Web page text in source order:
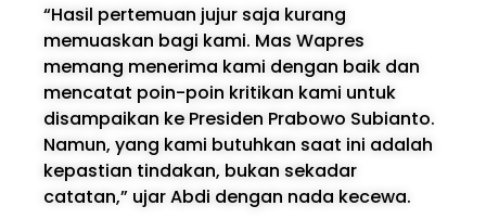
“Hasil pertemuan jujur saja kurang
memuaskan bagi kami. Mas Wapres
memang menerima kami dengan baik dan
mencatat poin-poin kritikan kami untuk
disampaikan ke Presiden Prabowo Subianto.
Namun, yang kami butuhkan saat ini adalah
kepastian tindakan, bukan sekadar
catatan,” ujar Abdi dengan nada kecewa.